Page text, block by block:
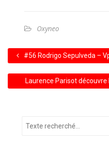
Oxyneo
#56 Rodrigo Sepulveda –
Laurence Parisot découvre